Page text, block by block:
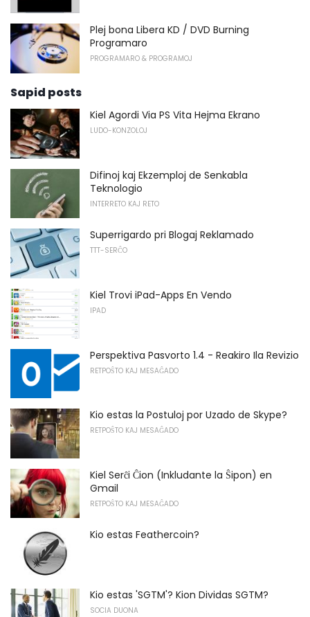
Plej bona Libera KD / DVD Burning
Programaro
PROGRAMARO & PROGRAMOJ
Sapid posts
Kiel Agordi Via PS Vita Hejma Ekrano
LUDO-KONZOLOJ
Difinoj kaj Ekzemploj de Senkabla
Teknologio
INTERRETO KAJ RETO
Superrigardo pri Blogaj Reklamado
TTT-SERĈO
Kiel Trovi iPad-Apps En Vendo
IPAD
Perspektiva Pasvorto 1.4 - Reakiro Ila Revizio
RETPOŜTO KAJ MESAĜADO
Kio estas la Postuloj por Uzado de Skype?
RETPOŜTO KAJ MESAĜADO
Kiel Serĉi Ĉion (Inkludante la Ŝipon) en
Gmail
RETPOŜTO KAJ MESAĜADO
Kio estas Feathercoin?
Kio estas 'SGTM'? Kion Dividas SGTM?
SOCIA DUONA